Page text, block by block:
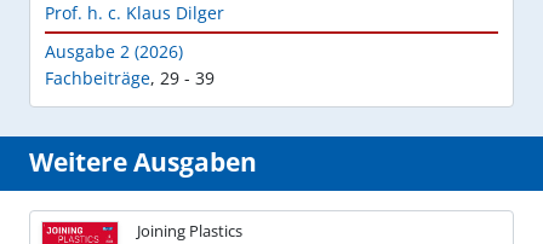
Prof. h. c. Klaus Dilger
Ausgabe 2 (2026)
Fachbeiträge, 29 - 39
Weitere Ausgaben
Joining Plastics